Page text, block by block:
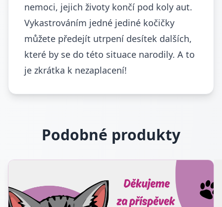
nemoci, jejich životy končí pod koly aut.
Vykastrováním jedné jediné kočičky
můžete předejít utrpení desítek dalších,
které by se do této situace narodily. A to
je zkrátka k nezaplacení!
Podobné produkty